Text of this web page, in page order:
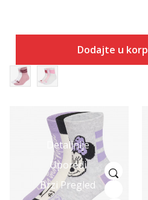
Dodajte u korpu
Detaljnije
Uporedi
Brzi Pregled